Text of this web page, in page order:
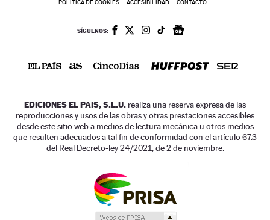
POLÍTICA DE COOKIES ACCESIBILIDAD CONTACTO
SÍGUENOS:
EDICIONES EL PAIS, S.L.U. realiza una reserva expresa de las
reproducciones y usos de las obras y otras prestaciones accesibles
desde este sitio web a medios de lectura mecánica u otros medios
que resulten adecuados a tal fin de conformidad con el artículo 67.3
del Real Decreto-ley 24/2021, de 2 de noviembre.